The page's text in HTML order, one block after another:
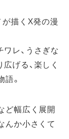
が描くX発の漫
レ、うさぎな
げる、楽しく
。
ど幅広く展開
んか小さくて